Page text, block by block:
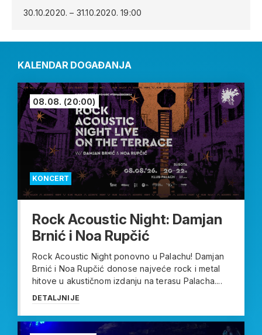
30.10.2020. – 31.10.2020. 19:00
KALENDAR DOGAĐANJA
KONCERT
08.08. (20:00)
Rock Acoustic Night: Damjan
Brnić i Noa Rupčić
Rock Acoustic Night ponovno u Palachu! Damjan
Brnić i Noa Rupčić donose najveće rock i metal
hitove u akustičnom izdanju na terasu Palacha....
DETALJNIJE